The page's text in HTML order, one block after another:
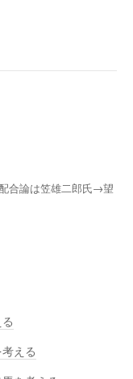
合論は笠雄二郎氏→望
える